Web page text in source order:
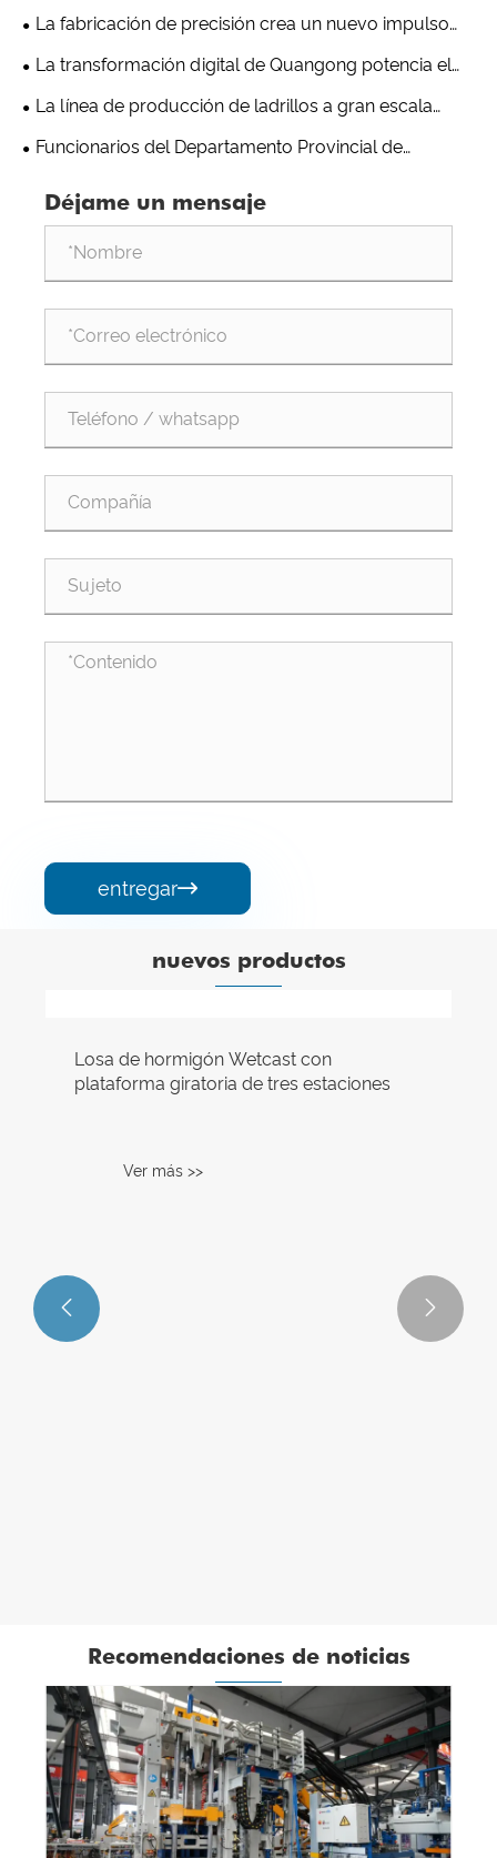
Co., Ltd. causa sensación
producción de fabricación de bloques de alta
velocidad QT10 establece un nuevo estándar para la
excelencia en la fabricación inteligente
La fabricación de precisión crea un nuevo impulso
ecológico | La línea de producción de ladrillos T9 de
Quangong Machinery Co., Ltd. se destaca por su
excepcional resistencia
La transformación digital de Quangong potencia el
desarrollo empresarial de alta calidad
La línea de producción de ladrillos a gran escala
1500 de Quangong Machinery se envía nuevamente al
Funcionarios del Departamento Provincial de
visitan Quangong Machinery Co., Ltd. para inspección y
orientación
Déjame un mensaje
entregar
nuevos productos
 
Recomendaciones de noticias